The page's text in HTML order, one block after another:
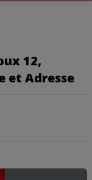
12,
et Adresse
08:30 - 20:00